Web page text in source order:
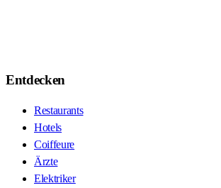
Entdecken
Restaurants
Hotels
Coiffeure
Ärzte
Elektriker